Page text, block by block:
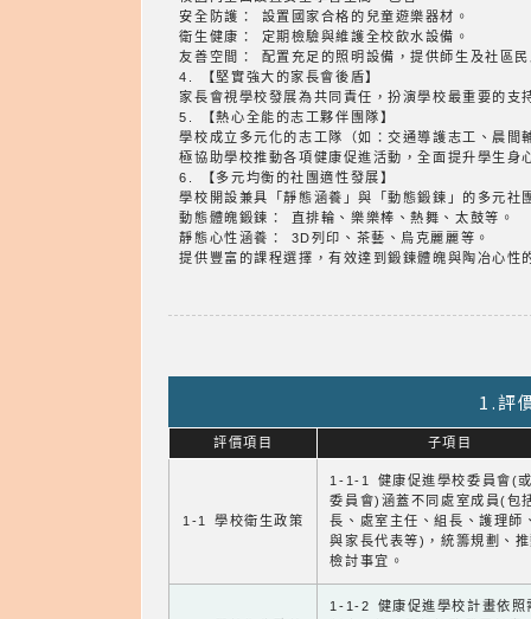
安全防護： 設置國家合格的兒童遊樂器材。
衛生健康： 定期檢驗與維護全校飲水設備。
友善空間： 配置充足的照明設備，提供師生及社區
4. 【堅實強大的家長會後盾】
家長會視學校發展為共同責任，扮演學校最重要的
5. 【熱心全能的志工夥伴團隊】
學校成立多元化的志工隊（如：交通導護志工、晨
極協助學校推動各項健康促進活動，全面提升學生身
6. 【多元均衡的社團適性發展】
學校開設兼具「靜態涵養」與「動態鍛鍊」的多元社
動態體魄鍛鍊： 直排輪、樂樂棒、熱舞、太鼓等。
靜態心性涵養： 3D列印、茶藝、烏克麗麗等。
提供豐富的課程選擇，有效達到鍛鍊體魄與陶冶心性
1.評
評價項目 子項目
1-1 學校衛生政策
1-1-1 健康促進學校委員會(
委員會)涵蓋不同處室成員(包
長、處室主任、組長、護理師
與家長代表等)，統籌規劃、
檢討事宜。
1-1-2 健康促進學校計畫依照